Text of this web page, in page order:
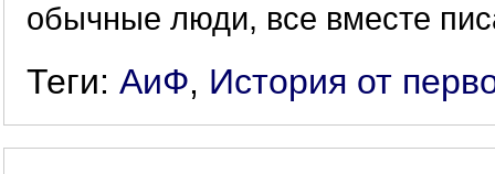
обычные люди, все вместе
Теги: АиФ, История от